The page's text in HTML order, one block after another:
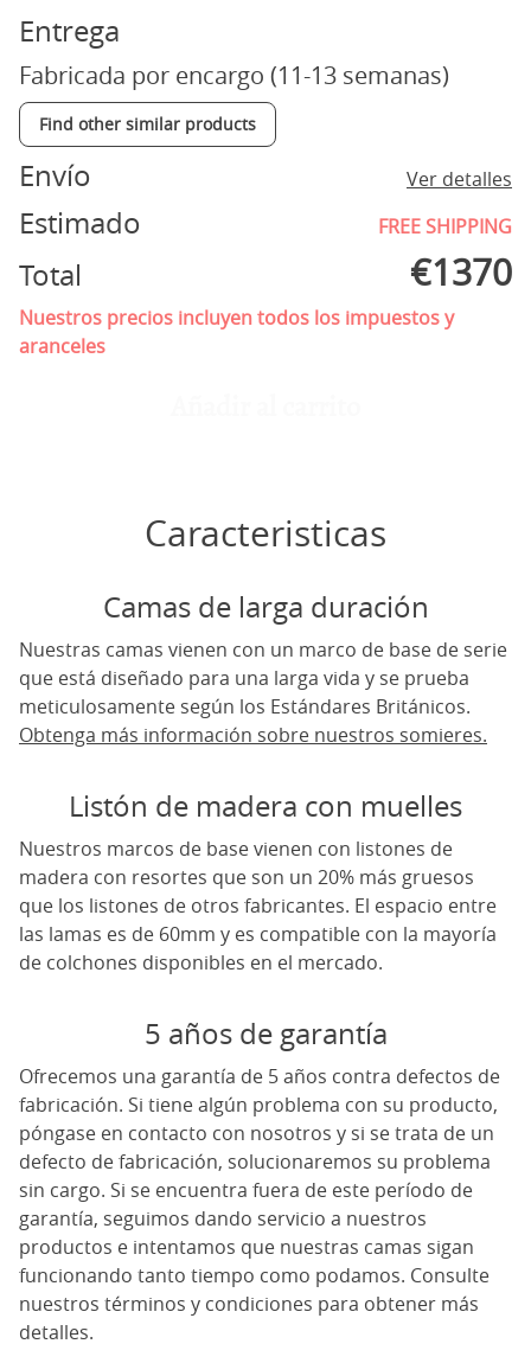
Entrega
Fabricada por encargo (11-13 semanas)
Find other similar products
Envío Ver detalles
Estimado FREE SHIPPING
Total €1370
Nuestros precios incluyen todos los impuestos y
aranceles
Caracteristicas
Camas de larga duración
Nuestras camas vienen con un marco de base de serie
que está diseñado para una larga vida y se prueba
meticulosamente según los Estándares Británicos.
Obtenga más información sobre nuestros somieres.
Listón de madera con muelles
Nuestros marcos de base vienen con listones de
madera con resortes que son un 20% más gruesos
que los listones de otros fabricantes. El espacio entre
las lamas es de 60mm y es compatible con la mayoría
de colchones disponibles en el mercado.
5 años de garantía
Ofrecemos una garantía de 5 años contra defectos de
fabricación. Si tiene algún problema con su producto,
póngase en contacto con nosotros y si se trata de un
defecto de fabricación, solucionaremos su problema
sin cargo. Si se encuentra fuera de este período de
garantía, seguimos dando servicio a nuestros
productos e intentamos que nuestras camas sigan
funcionando tanto tiempo como podamos. Consulte
nuestros términos y condiciones para obtener más
detalles.